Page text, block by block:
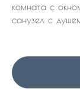
комната с
санузел с